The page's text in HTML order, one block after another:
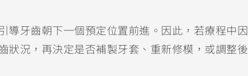
導牙齒朝下一個預定位置前進。因此，若療程中因
狀況，再決定是否補製牙套、重新修模，或調整後